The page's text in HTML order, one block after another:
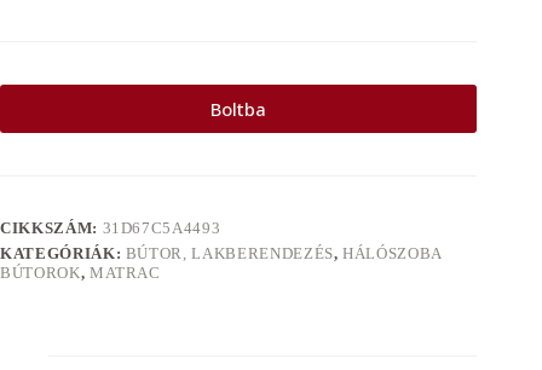
Boltba
CIKKSZÁM: 31D67C5A4493
KATEGÓRIÁK: BÚTOR, LAKBERENDEZÉS,HÁLÓSZOBA
BÚTOROK, MATRAC